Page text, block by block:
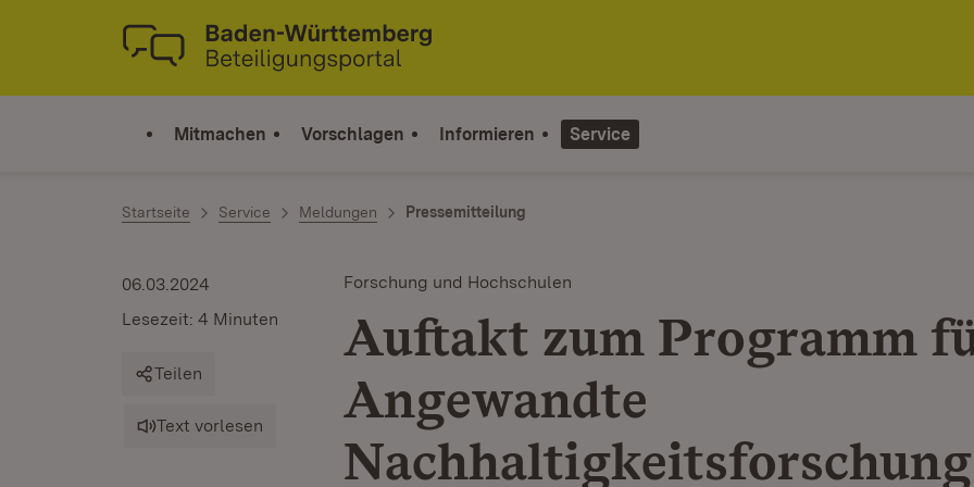
Zum Inhalt springen
Link zur Startseite
Mitmachen Vorschlagen Informieren Service
Startseite Service Meldungen Pressemitteilung
Forschung und Hochschulen
Auftakt zum Programm
Angewandte
Nachhaltigkeitsforschung
06.03.2024
Lesezeit: 4 Minuten
Teilen
Text vorlesen